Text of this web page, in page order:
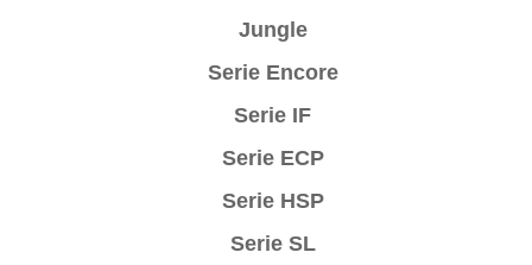
Jungle
Serie Encore
Serie IF
Serie ECP
Serie HSP
Serie SL